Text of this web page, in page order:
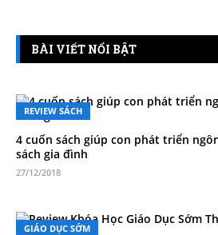
BÀI VIẾT NỔI BẬT
REVIEW SÁCH
4 cuốn sách giúp con phát triển
sách gia đình
27/12/2018
GIÁO DỤC SỚM